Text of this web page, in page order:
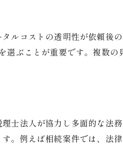
弁護士の専門性と実
信頼できる弁護士の
弁護士を選ぶ際の不
弁護士費用の相場と報酬
ルコストの透明性が依頼後
選ぶことが重要です。複数
士法人が協力し多面的な
。例えば相続案件では、法